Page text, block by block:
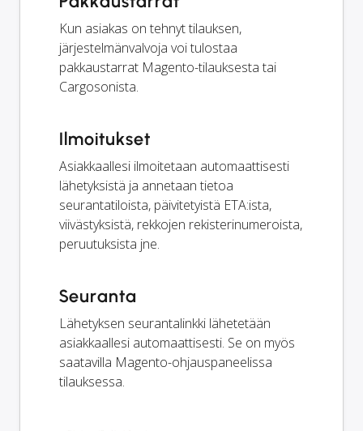
Kun asiakas on tehnyt tilauksen,
järjestelmänvalvoja voi tulostaa
pakkaustarrat Magento-tilauksesta tai
Cargosonista.
Ilmoitukset
Asiakkaallesi ilmoitetaan automaattisesti
lähetyksistä ja annetaan tietoa
seurantatiloista, päivitetyistä ETA:ista,
viivästyksistä, rekkojen rekisterinumeroista,
peruutuksista jne.
Seuranta
Lähetyksen seurantalinkki lähetetään
asiakkaallesi automaattisesti. Se on myös
saatavilla Magento-ohjauspaneelissa
tilauksessa.